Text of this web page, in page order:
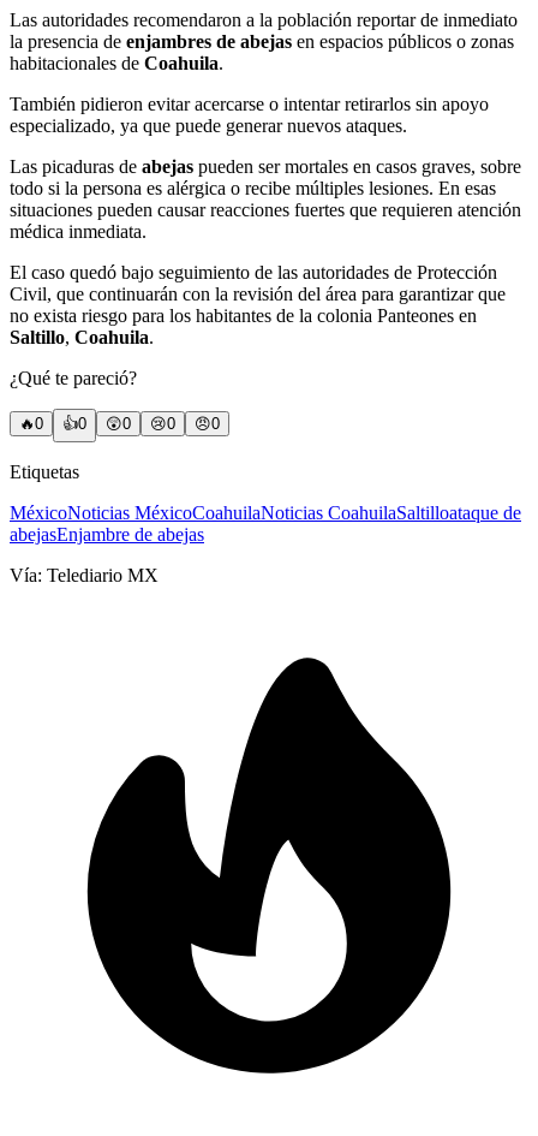
Las autoridades recomendaron a la población reportar de inmediato
la presencia de enjambres de abejas en espacios públicos o zonas
habitacionales de Coahuila.
También pidieron evitar acercarse o intentar retirarlos sin apoyo
especializado, ya que puede generar nuevos ataques.
Las picaduras de abejas pueden ser mortales en casos graves, sobre
todo si la persona es alérgica o recibe múltiples lesiones. En esas
situaciones pueden causar reacciones fuertes que requieren atención
médica inmediata.
El caso quedó bajo seguimiento de las autoridades de Protección
Civil, que continuarán con la revisión del área para garantizar que
no exista riesgo para los habitantes de la colonia Panteones en
Saltillo, Coahuila.
¿Qué te pareció?
🔥0 👍0 😲0 😢0 😠0
Etiquetas
MéxicoNoticias MéxicoCoahuilaNoticias CoahuilaSaltilloataque de
abejasEnjambre de abejas
Vía: Telediario MX